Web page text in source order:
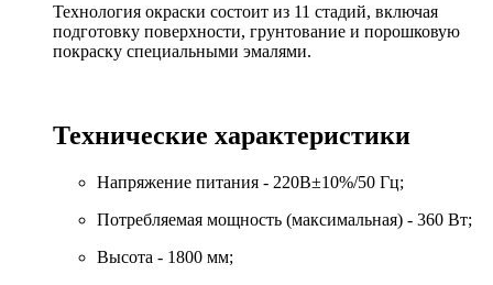
Технология окраски состоит из 11 стадий, включая
подготовку поверхности, грунтование и порошковую
покраску специальными эмалями.
Технические характеристики
Напряжение питания - 220В±10%/50 Гц;
Потребляемая мощность (максимальная) - 360 Вт;
Высота - 1800 мм;